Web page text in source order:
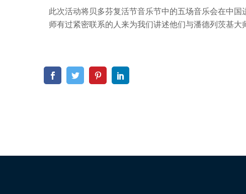
此次活动将贝多芬复活节音乐节中的五场音乐会在中
师有过紧密联系的人来为我们讲述他们与潘德列茨基大